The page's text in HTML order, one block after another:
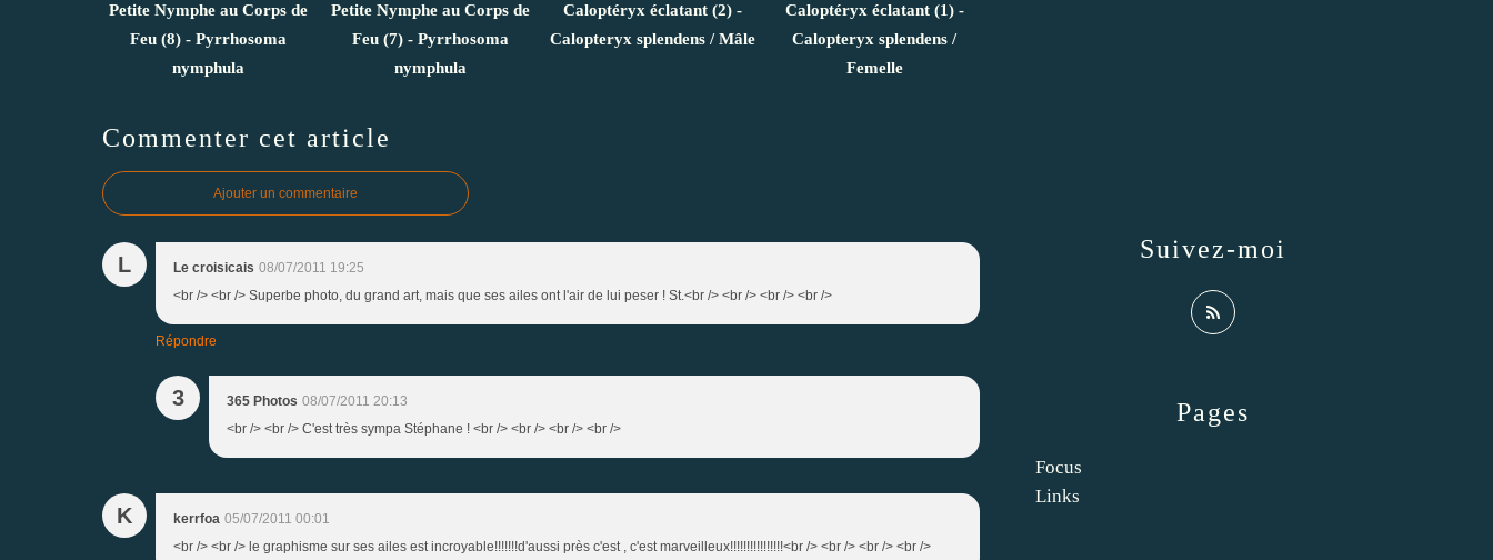
Petite Nymphe au Corps de
Feu (8) - Pyrrhosoma
nymphula
Petite Nymphe au Corps de
Feu (7) - Pyrrhosoma
nymphula
Caloptéryx éclatant (2) -
Calopteryx splendens / Mâle
Caloptéryx éclatant (1) -
Calopteryx splendens /
Femelle
Commenter cet article
Ajouter un commentaire
L Le croisicais 08/07/2011 19:25
<br /> <br /> Superbe photo, du grand art, mais que ses ailes ont l'air de lui peser ! St.<br /> <br /> <br /> <br />
Répondre
3 365 Photos 08/07/2011 20:13
<br /> <br /> C'est très sympa Stéphane ! <br /> <br /> <br /> <br />
K kerrfoa 05/07/2011 00:01
<br /> <br /> le graphisme sur ses ailes est incroyable!!!!!!!d'aussi près c'est , c'est marveilleux!!!!!!!!!!!!!!!!<br /> <br /> <br /> <br />
Pages
Focus
Links
Suivez-moi